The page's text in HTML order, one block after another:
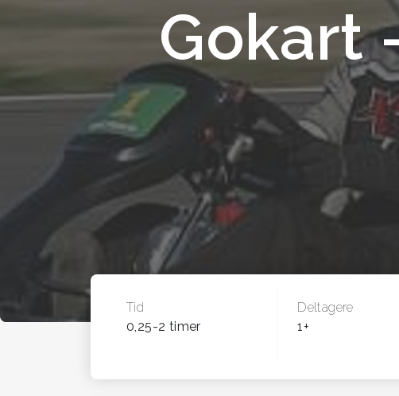
Gokart
Tid
0,25-2 timer
Deltagere
1+